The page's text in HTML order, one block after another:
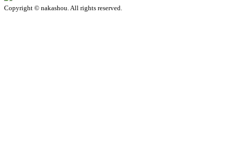
Copyright © nakashou. All rights reserved.